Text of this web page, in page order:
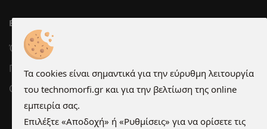
ΕΞΥΠΗΡΈΤΗΣΗ
Όροι χρήσης
Προστασία Προσωπικών Δεδομένων
Cookies
Τα cookies είναι σημαντικά για την εύρυθμη λειτουργία
του technomorfi.gr και για την βελτίωση της online
εμπειρία σας.
Επιλέξτε «Αποδοχή» ή «Ρυθμίσεις» για να ορίσετε τις